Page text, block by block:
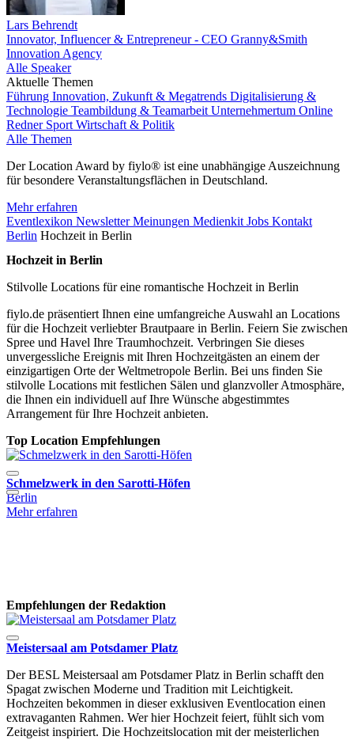
Lars Behrendt
Innovator, Influencer & Entrepreneur - CEO Granny&Smith
Innovation Agency
Alle Speaker
Aktuelle Themen
Führung Innovation, Zukunft & Megatrends Digitalisierung &
Technologie Teambildung & Teamarbeit Unternehmertum Online
Redner Sport Wirtschaft & Politik
Alle Themen
Der Location Award by fiylo® ist eine unabhängige Auszeichnung
für besondere Veranstaltungsflächen in Deutschland.
Mehr erfahren
Eventlexikon NewsletterMeinungen Medienkit Jobs Kontakt
Berlin Hochzeit in Berlin
Hochzeit in Berlin
Stilvolle Locations für eine romantische Hochzeit in Berlin
fiylo.de präsentiert Ihnen eine umfangreiche Auswahl an Locations
für die Hochzeit verliebter Brautpaare in Berlin. Feiern Sie zwischen
Spree und Havel Ihre Traumhochzeit. Verbringen Sie dieses
unvergessliche Ereignis mit Ihren Hochzeitgästen an einem der
einzigartigen Orte der Weltmetropole Berlin. Bei uns finden Sie
stilvolle Locations mit festlichen Sälen und glanzvoller Atmosphäre,
die Ihnen ein individuell auf Ihre Wünsche abgestimmtes
Arrangement für Ihre Hochzeit anbieten.
Top Location Empfehlungen
Schmelzwerk in den Sarotti-Höfen
Berlin
Mehr erfahren
Empfehlungen der Redaktion
Meistersaal am Potsdamer Platz
Der BESL Meistersaal am Potsdamer Platz in Berlin schafft den
Spagat zwischen Moderne und Tradition mit Leichtigkeit.
Hochzeiten bekommen in dieser exklusiven Eventlocation einen
extravaganten Rahmen. Wer hier Hochzeit feiert, fühlt sich vom
Zeitgeist inspiriert. Die Hochzeitslocation mit der meisterlichen